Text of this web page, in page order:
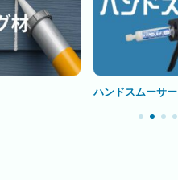
ハンドスムーサー